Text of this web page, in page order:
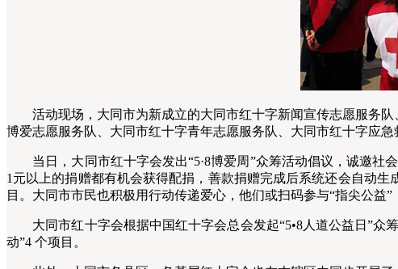
活动现场，大同市为新成立的大同市红十字新闻宣传志愿服务队
博爱志愿服务队、大同市红十字青年志愿服务队、大同市红十字应
当日，大同市红十字会发出“5·8博爱周”众筹活动倡议，诚邀社
1元以上的捐赠都有机会获得配捐，善款捐赠完成后系统还会自动
目。大同市市民也积极用行动传递爱心，他们或扫码参与“指尖公益
大同市红十字会根据中国红十字会总会发起“5•8人道公益日”众
动”4 个项目。